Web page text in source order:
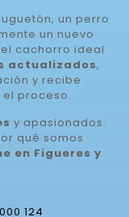
un perro
un nuevo
cachorro ideal
actualizados,
y recibe
proceso.
y apasionados.
qué somos
en Figueres y
124